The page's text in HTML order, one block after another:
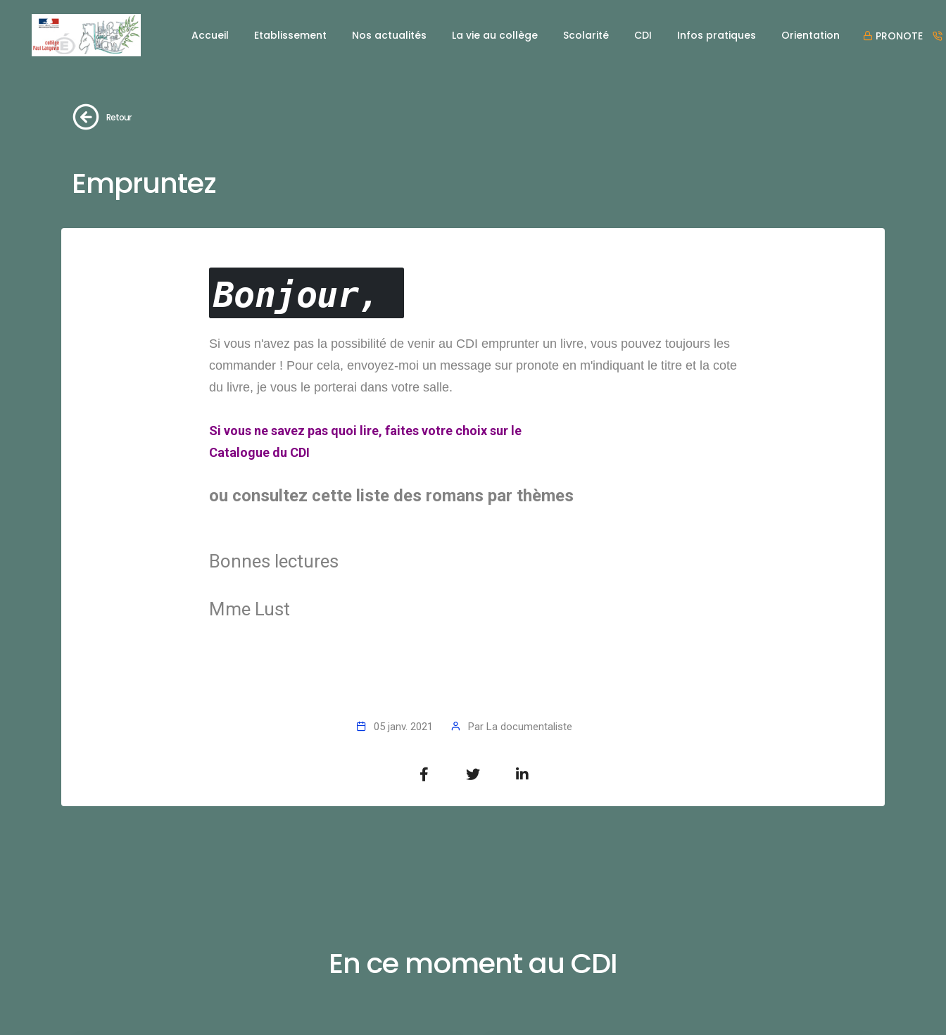
Accueil Etablissement Nos actualités La vie au collège Scolarité CDI Infos pratiques Orientation PRONOTE
Retour
Empruntez
Bonjour,
Si vous n'avez pas la possibilité de venir au CDI emprunter un livre, vous pouvez toujours les
commander ! Pour cela, envoyez-moi un message sur pronote en m'indiquant le titre et la cote
du livre, je vous le porterai dans votre salle.
Si vous ne savez pas quoi lire, faites votre choix sur le
Catalogue du CDI
ou consultez cette liste des romans par thèmes
Bonnes lectures
Mme Lust
05 janv. 2021 Par La documentaliste
En ce moment au CDI